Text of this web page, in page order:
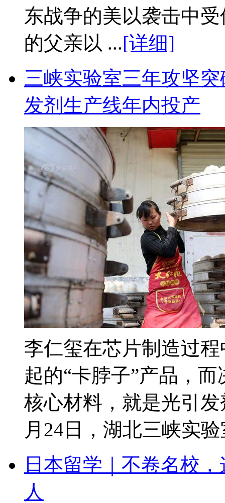
东战争的美以袭击中
的父亲以 ...[详细]
三峡实验室三年攻坚
发剂生产线年内投产
李仁玺在芯片制造过
起的“卡脖子”产品，
核心材料，就是光引
月24日，湖北三峡实
日本留学｜不卷名校
人